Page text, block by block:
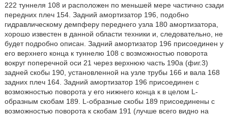
222 туннеля 108 и расположен по меньшей мере частично сзади
передних плеч 154. Задний амортизатор 196, подобно
гидравлическому демпферу переднего узла 180 амортизатора,
хорошо известен в данной области техники и, следовательно, не
будет подробно описан. Задний амортизатор 196 присоединен у
его верхнего конца к туннелю 108 с возможностью поворота
вокруг поперечной оси 21 через верхнюю часть 190a (фиг.3)
задней скобы 190, установленной на узле трубы 166 и вала 168
задних плеч 164. Задний амортизатор 196 присоединен с
возможностью поворота у его нижнего конца к в целом L-
образным скобам 189. L-образные скобы 189 присоединены с
возможностью поворота к скобам 191 (лучше всего видно на